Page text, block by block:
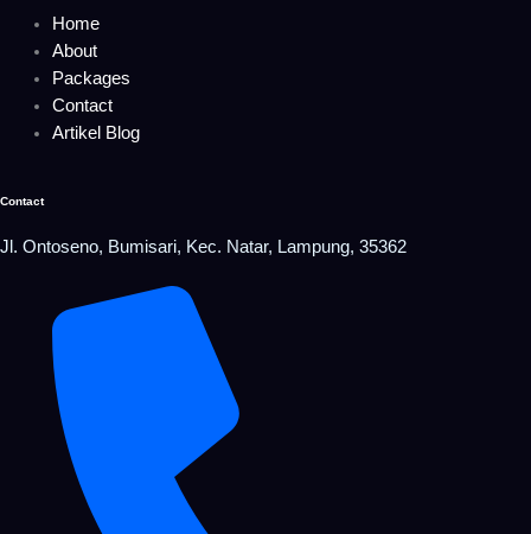
Home
About
Packages
Contact
Artikel Blog
Contact
Jl. Ontoseno, Bumisari, Kec. Natar, Lampung, 35362